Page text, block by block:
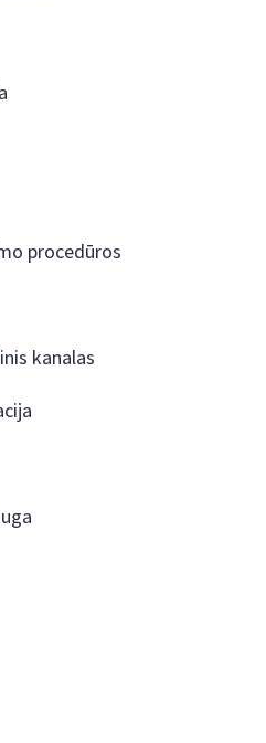
procedūros
kanalas